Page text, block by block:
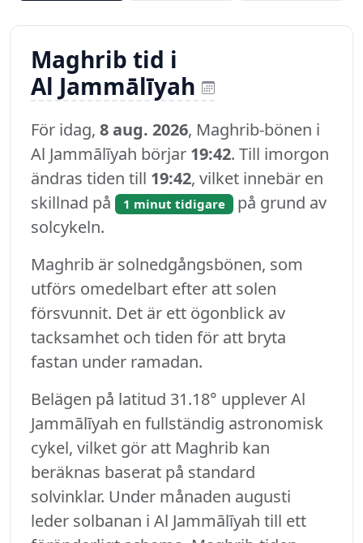
Maghrib tid i
Al Jammālīyah
För idag, 8 aug. 2026, Maghrib-bönen i
Al Jammālīyah börjar 19:42. Till imorgon
ändras tiden till 19:42, vilket innebär en
skillnad på
1 minut tidigare på grund av
solcykeln.
Maghrib är solnedgångsbönen, som
utförs omedelbart efter att solen
försvunnit. Det är ett ögonblick av
tacksamhet och tiden för att bryta
fastan under ramadan.
Belägen på latitud 31.18° upplever Al
Jammālīyah en fullständig astronomisk
cykel, vilket gör att Maghrib kan
beräknas baserat på standard
solvinklar. Under månaden augusti
leder solbanan i Al Jammālīyah till ett